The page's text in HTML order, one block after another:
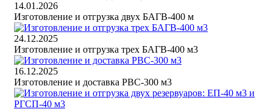
14.01.2026
Изготовление и отгрузка двух БАГВ-400 м
24.12.2025
Изготовление и отгрузка трех БАГВ-400 м3
16.12.2025
Изготовление и доставка РВС-300 м3